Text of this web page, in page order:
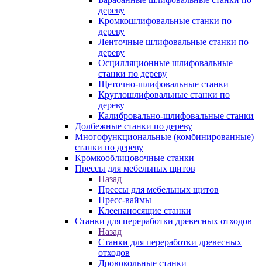
дереву
Кромкошлифовальные станки по
дереву
Ленточные шлифовальные станки по
дереву
Осцилляционные шлифовальные
станки по дереву
Щеточно-шлифовальные станки
Круглошлифовальные станки по
дереву
Калибровально-шлифовальные станки
Долбежные станки по дереву
Многофункциональные (комбинированные)
станки по дереву
Кромкооблицовочные станки
Прессы для мебельных щитов
Назад
Прессы для мебельных щитов
Пресс-ваймы
Клеенаносящие станки
Станки для переработки древесных отходов
Назад
Станки для переработки древесных
отходов
Дровокольные станки